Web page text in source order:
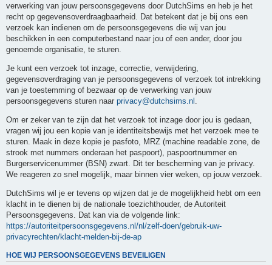
verwerking van jouw persoonsgegevens door DutchSims en heb je het
recht op gegevensoverdraagbaarheid. Dat betekent dat je bij ons een
verzoek kan indienen om de persoonsgegevens die wij van jou
beschikken in een computerbestand naar jou of een ander, door jou
genoemde organisatie, te sturen.
Je kunt een verzoek tot inzage, correctie, verwijdering,
gegevensoverdraging van je persoonsgegevens of verzoek tot intrekking
van je toestemming of bezwaar op de verwerking van jouw
persoonsgegevens sturen naar privacy@dutchsims.nl .
Om er zeker van te zijn dat het verzoek tot inzage door jou is gedaan,
vragen wij jou een kopie van je identiteitsbewijs met het verzoek mee te
sturen. Maak in deze kopie je pasfoto, MRZ (machine readable zone, de
strook met nummers onderaan het paspoort), paspoortnummer en
Burgerservicenummer (BSN) zwart. Dit ter bescherming van je privacy.
We reageren zo snel mogelijk, maar binnen vier weken, op jouw verzoek.
DutchSims wil je er tevens op wijzen dat je de mogelijkheid hebt om een
klacht in te dienen bij de nationale toezichthouder, de Autoriteit
Persoonsgegevens. Dat kan via de volgende link:
https://autoriteitpersoonsgegevens.nl/nl/zelf-doen/gebruik-uw-
privacyrechten/klacht-melden-bij-de-ap
HOE WIJ PERSOONSGEGEVENS BEVEILIGEN